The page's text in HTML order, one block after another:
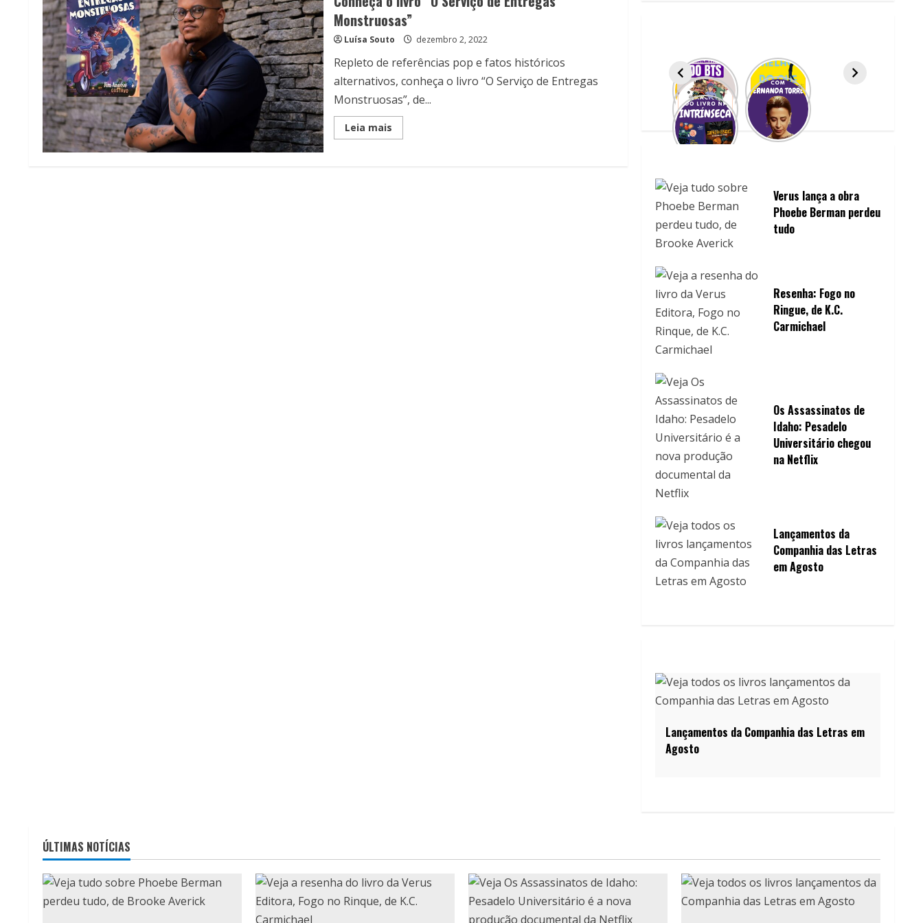
Monstruosas”
Luísa Souto dezembro 2, 2022
Repleto de referências pop e fatos históricos
alternativos, conheça o livro “O Serviço de Entregas
Monstruosas”, de...
Leia maisRead
more
Verus lança a obra
Phoebe Berman perdeu
tudo
Resenha: Fogo no
Ringue, de K.C.
Carmichael
Os Assassinatos de
Idaho: Pesadelo
Universitário chegou
na Netflix
Lançamentos da
Companhia das Letras
em Agosto
Lançamentos da Companhia das Letras em
Agosto
ÚLTIMAS NOTÍCIAS